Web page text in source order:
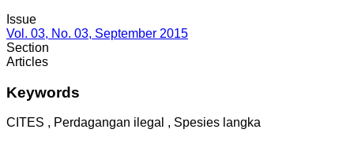
Issue
Vol. 03, No. 03, September 2015
Section
Articles
Keywords
CITES , Perdagangan ilegal , Spesies langka